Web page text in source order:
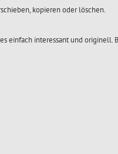
kopieren oder löschen.
einfach interessant und originell.